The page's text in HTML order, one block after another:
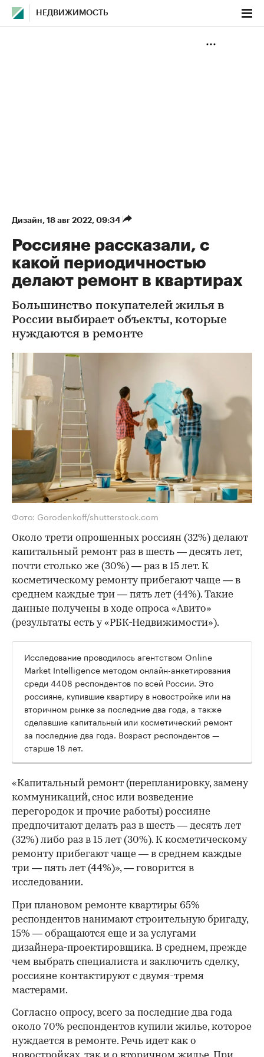
НЕДВИЖИМОСТЬ
Дизайн⁠, 18 авг 2022, 09:34
Россияне рассказали, с
какой периодичностью
делают ремонт в квартирах
Большинство покупателей жилья в
России выбирает объекты, которые
нуждаются в ремонте
Фото: Gorodenkoff/shutterstock.com
Около трети опрошенных россиян (32%) делают
капитальный ремонт раз в шесть — десять лет,
почти столько же (30%) — раз в 15 лет. К
косметическому ремонту прибегают чаще — в
среднем каждые три — пять лет (44%). Такие
данные получены в ходе опроса «Авито»
(результаты есть у «РБК-Недвижимости»).
Исследование проводилось агентством Online
Market Intelligence методом онлайн-анкетирования
среди 4408 респондентов по всей России. Это
россияне, купившие квартиру в новостройке или на
вторичном рынке за последние два года, а также
сделавшие капитальный или косметический ремонт
за последние два года. Возраст респондентов —
старше 18 лет.
«Капитальный ремонт (перепланировку, замену
коммуникаций, снос или возведение
перегородок и прочие работы) россияне
предпочитают делать раз в шесть — десять лет
(32%) либо раз в 15 лет (30%). К косметическому
ремонту прибегают чаще — в среднем каждые
три — пять лет (44%)», — говорится в
исследовании.
При плановом ремонте квартиры 65%
респондентов нанимают строительную бригаду,
15% — обращаются еще и за услугами
дизайнера-проектировщика. В среднем, прежде
чем выбрать специалиста и заключить сделку,
россияне контактируют с двумя-тремя
мастерами.
Согласно опросу, всего за последние два года
около 70% респондентов купили жилье, которое
нуждается в ремонте. Речь идет как о